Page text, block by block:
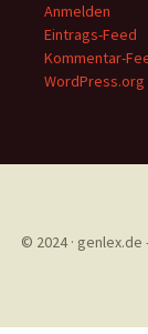
Anmelden
Eintrags-Feed
Kommentar-
WordPress.org
© 2024 ·